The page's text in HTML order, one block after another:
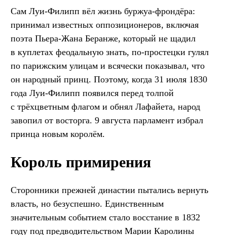
Сам Луи-Филипп вёл жизнь буржуа-фрондёра:
принимал известных оппозиционеров, включая
поэта Пьера-Жана Беранже, который не щадил
в куплетах феодальную знать, по-простецки гулял
по парижским улицам и всячески показывал, что
он народный принц. Поэтому, когда 31 июля 1830
года Луи-Филипп появился перед толпой
с трёхцветным флагом и обнял Лафайета, народ
завопил от восторга. 9 августа парламент избрал
принца новым королём.
Король примирения
Сторонники прежней династии пытались вернуть
власть, но безуспешно. Единственным
значительным событием стало восстание в 1832
году под предводительством Марии Каролины